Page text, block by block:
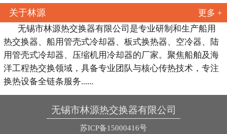
关于林源
更多 +
无锡市林源热交换器有限公司是专业研制和生产船用
热交换器、船用管壳式冷却器、板式换热器、空冷器、陆
用管壳式冷却器、压缩机用冷却器的厂家。聚焦船舶及海
洋工程热交换领域，具备专业团队与核心传热技术，专注
换热设备全链条服务......
无锡市林源热交换器有限公司
苏ICP备15000416号